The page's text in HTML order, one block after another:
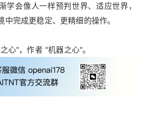
学会像人一样预判世界、适应世界，
中完成更稳定、更精细的操作。
心"，作者 "机器之心"。